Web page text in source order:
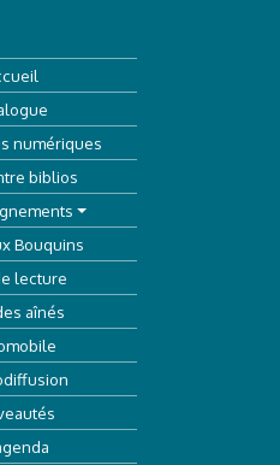
numériques
biblios
Bouquins
lecture
aînés